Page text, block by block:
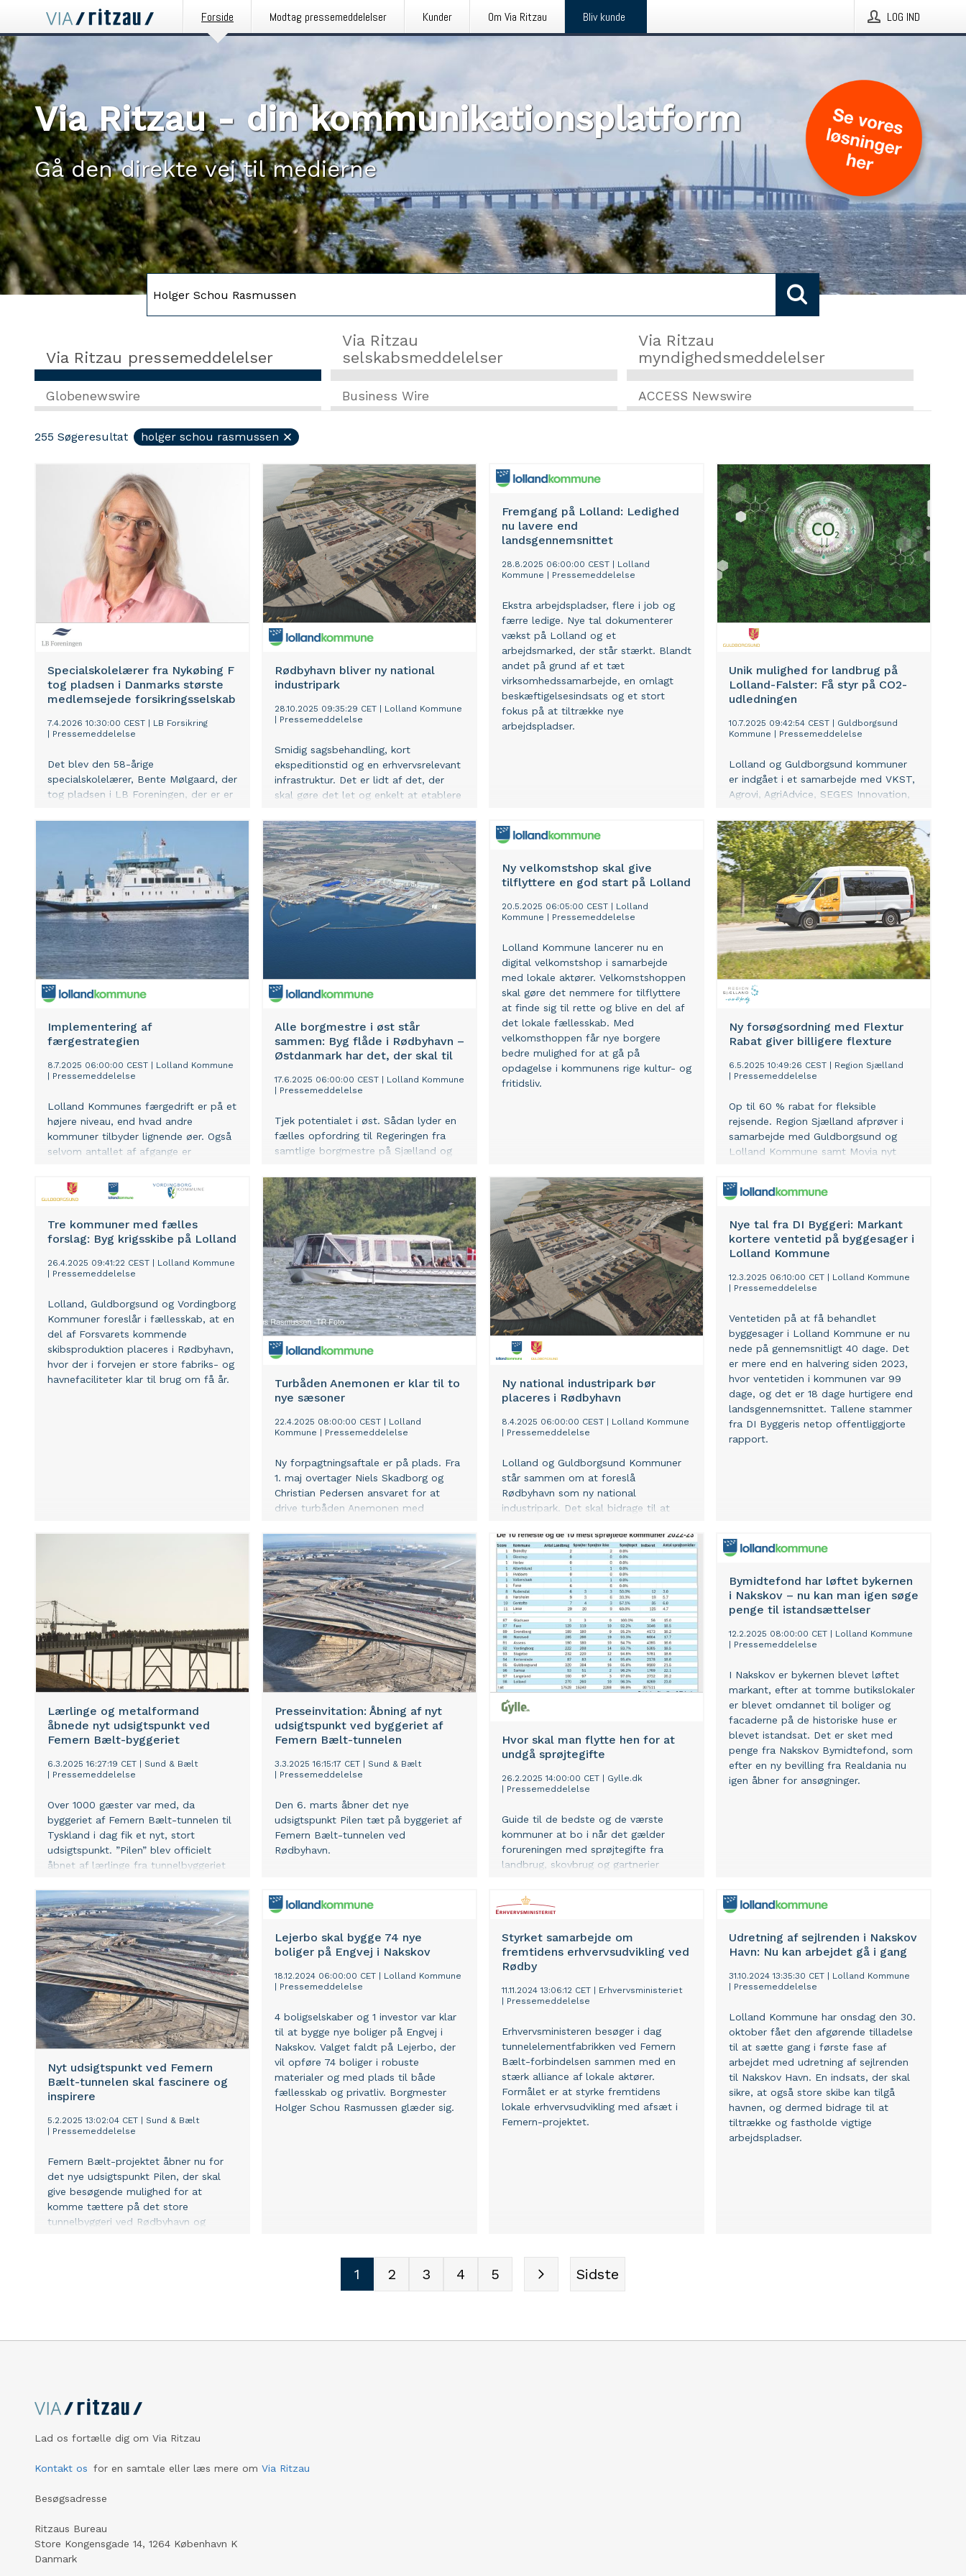
Forside Modtag pressemeddelelser Kunder Om Via Ritzau Bliv kunde LOG IND
Via Ritzau - din kommunikationsplatform
Gå den direkte vej til medierne
Via Ritzau pressemeddelelser
Via Ritzau
selskabsmeddelelser
Via Ritzau
myndighedsmeddelelser
Globenewswire Business Wire ACCESS Newswire
255 Søgeresultat holger schou rasmussen
Specialskolelærer fra Nykøbing F
tog pladsen i Danmarks største
medlemsejede forsikringsselskab
7.4.2026 10:30:00 CEST
LB Forsikring
Pressemeddelelse
Det blev den 58-årige
specialskolelærer, Bente Mølgaard, der
tog pladsen i LB Foreningen, der er er
medlemsejede private
forsikringsfællesskab. Hun tog den
enlige plads for Lolland-Falster foran
Holger Schou-Rasmussen, tidligere
borgmester i Lolland Kommune.
Rødbyhavn bliver ny national
industripark
28.10.2025 09:35:29 CET
Lolland Kommune
Pressemeddelelse
Smidig sagsbehandling, kort
ekspeditionstid og en erhvervsrelevant
infrastruktur. Det er lidt af det, der
skal gøre det let og enkelt at etablere
industripark. Et stempel, der kan
skabe ekstra arbejdspladser og sikre
vækst og udvikling lokalt.
Fremgang på Lolland: Ledighed
nu lavere end
landsgennemsnittet
28.8.2025 06:00:00 CEST
Lolland
Kommune
Pressemeddelelse
Ekstra arbejdspladser, flere i job og
færre ledige. Nye tal dokumenterer
vækst på Lolland og et
arbejdsmarked, der står stærkt. Blandt
andet på grund af et tæt
virksomhedssamarbejde, en omlagt
beskæftigelsesindsats og et stort
fokus på at tiltrække nye
arbejdspladser.
Unik mulighed for landbrug på
Lolland-Falster: Få styr på CO2-
udledningen
10.7.2025 09:42:54 CEST
Guldborgsund
Kommune
Pressemeddelelse
Lolland og Guldborgsund kommuner
er indgået i et samarbejde med VKST,
Agrovi, AgriAdvice, SEGES Innovation,
Nordea om en kampagne, der har til
formål at udbrede brugen af
klimaregnskaber i landbruget på
Lolland og Falster.
Implementering af
færgestrategien
8.7.2025 06:00:00 CEST
Lolland Kommune
Pressemeddelelse
Lolland Kommunes færgedrift er på et
højere niveau, end hvad andre
kommuner tilbyder lignende øer. Også
selvom antallet af afgange er
tiden før corona. Samtidig investeres
store millionbeløb i at sikre en stabil,
blandt andet med køb af mindst én ny
elfærge.
Alle borgmestre i øst står
sammen: Byg flåde i Rødbyhavn –
Østdanmark har det, der skal til
17.6.2025 06:00:00 CEST
Lolland Kommune
Pressemeddelelse
Tjek potentialet i øst. Sådan lyder en
fælles opfordring til Regeringen fra
samtlige borgmestre på Sjælland og
Rødbyhavn i spil som nyt nationalt
kraftcenter for Forsvarets
flådebyggeri.
Ny velkomstshop skal give
tilflyttere en god start på Lolland
20.5.2025 06:05:00 CEST
Lolland
Kommune
Pressemeddelelse
Lolland Kommune lancerer nu en
digital velkomstshop i samarbejde
med lokale aktører. Velkomstshoppen
skal gøre det nemmere for tilflyttere
at finde sig til rette og blive en del af
det lokale fællesskab. Med
velkomsthoppen får nye borgere
bedre mulighed for at gå på
opdagelse i kommunens rige kultur- og
fritidsliv.
Ny forsøgsordning med Flextur
Rabat giver billigere flexture
6.5.2025 10:49:26 CEST
Region Sjælland
Pressemeddelelse
Op til 60 % rabat for fleksible
rejsende. Region Sjælland afprøver i
samarbejde med Guldborgsund og
Lolland Kommune samt Movia nyt
% rabat for fleksible rejsende.
Tre kommuner med fælles
forslag: Byg krigsskibe på Lolland
26.4.2025 09:41:22 CEST
Lolland Kommune
Pressemeddelelse
Lolland, Guldborgsund og Vordingborg
Kommuner foreslår i fællesskab, at en
del af Forsvarets kommende
skibsproduktion placeres i Rødbyhavn,
hvor der i forvejen er store fabriks- og
havnefaciliteter klar til brug om få år.
Turbåden Anemonen er klar til to
nye sæsoner
22.4.2025 08:00:00 CEST
Lolland
Kommune
Pressemeddelelse
Ny forpagtningsaftale er på plads. Fra
1. maj overtager Niels Skadborg og
Christian Pedersen ansvaret for at
drive turbåden Anemonen med
Maribosøerne – nærmere bestemt på
Søndersø centralt i Maribo.
Ny national industripark bør
placeres i Rødbyhavn
8.4.2025 06:00:00 CEST
Lolland Kommune
Pressemeddelelse
Lolland og Guldborgsund Kommuner
står sammen om at foreslå
Rødbyhavn som ny national
industripark. Det skal bidrage til at
kapacitetsbehov og samtidig virke som
en dynamo for ny vækst og udvikling
på Lolland-Falster.
Nye tal fra DI Byggeri: Markant
kortere ventetid på byggesager i
Lolland Kommune
12.3.2025 06:10:00 CET
Lolland Kommune
Pressemeddelelse
Ventetiden på at få behandlet
byggesager i Lolland Kommune er nu
nede på gennemsnitligt 40 dage. Det
er mere end en halvering siden 2023,
hvor ventetiden i kommunen var 99
dage, og det er 18 dage hurtigere end
landsgennemsnittet. Tallene stammer
fra DI Byggeris netop offentliggjorte
rapport.
Lærlinge og metalformand
åbnede nyt udsigtspunkt ved
Femern Bælt-byggeriet
6.3.2025 16:27:19 CET
Sund & Bælt
Pressemeddelelse
Over 1000 gæster var med, da
byggeriet af Femern Bælt-tunnelen til
Tyskland i dag fik et nyt, stort
udsigtspunkt. ”Pilen” blev officielt
åbnet af lærlinge fra tunnelbyggeriet
Jensen. Udsigtspunktet forventes at
fascinere og inspirere omkring 100.000
årlige besøgende.
Presseinvitation: Åbning af nyt
udsigtspunkt ved byggeriet af
Femern Bælt-tunnelen
3.3.2025 16:15:17 CET
Sund & Bælt
Pressemeddelelse
Den 6. marts åbner det nye
udsigtspunkt Pilen tæt på byggeriet af
Femern Bælt-tunnelen ved
Rødbyhavn.
Hvor skal man flytte hen for at
undgå sprøjtegifte
26.2.2025 14:00:00 CET
Gylle.dk
Pressemeddelelse
Guide til de bedste og de værste
kommuner at bo i når det gælder
forureningen med sprøjtegifte fra
landbrug, skovbrug og gartnerier
Bymidtefond har løftet bykernen
i Nakskov – nu kan man igen søge
penge til istandsættelser
12.2.2025 08:00:00 CET
Lolland Kommune
Pressemeddelelse
I Nakskov er bykernen blevet løftet
markant, efter at tomme butikslokaler
er blevet omdannet til boliger og
facaderne på de historiske huse er
blevet istandsat. Det er sket med
penge fra Nakskov Bymidtefond, som
efter en ny bevilling fra Realdania nu
igen åbner for ansøgninger.
Nyt udsigtspunkt ved Femern
Bælt-tunnelen skal fascinere og
inspirere
5.2.2025 13:02:04 CET
Sund & Bælt
Pressemeddelelse
Femern Bælt-projektet åbner nu for
det nye udsigtspunkt Pilen, der skal
give besøgende mulighed for at
komme tættere på det store
tunnelbyggeri ved Rødbyhavn og
Lejerbo skal bygge 74 nye
boliger på Engvej i Nakskov
18.12.2024 06:00:00 CET
Lolland Kommune
Pressemeddelelse
4 boligselskaber og 1 investor var klar
til at bygge nye boliger på Engvej i
Nakskov. Valget faldt på Lejerbo, der
vil opføre 74 boliger i robuste
materialer og med plads til både
fællesskab og privatliv. Borgmester
Holger Schou Rasmussen glæder sig.
Styrket samarbejde om
fremtidens erhvervsudvikling ved
Rødby
11.11.2024 13:06:12 CET
Erhvervsministeriet
Pressemeddelelse
Erhvervsministeren besøger i dag
tunnelelementfabrikken ved Femern
Bælt-forbindelsen sammen med en
stærk alliance af lokale aktører.
Formålet er at styrke fremtidens
lokale erhvervsudvikling med afsæt i
Femern-projektet.
Udretning af sejlrenden i Nakskov
Havn: Nu kan arbejdet gå i gang
31.10.2024 13:35:30 CET
Lolland Kommune
Pressemeddelelse
Lolland Kommune har onsdag den 30.
oktober fået den afgørende tilladelse
til at sætte gang i første fase af
arbejdet med udretning af sejlrenden
til Nakskov Havn. En indsats, der skal
sikre, at også store skibe kan tilgå
havnen, og dermed bidrage til at
tiltrække og fastholde vigtige
arbejdspladser.
1 2 3 4 5 Sidste
Lad os fortælle dig om Via Ritzau
Kontakt os for en samtale eller læs mere om Via Ritzau
Besøgsadresse
Ritzaus Bureau
Store Kongensgade 14, 1264 København K
Danmark